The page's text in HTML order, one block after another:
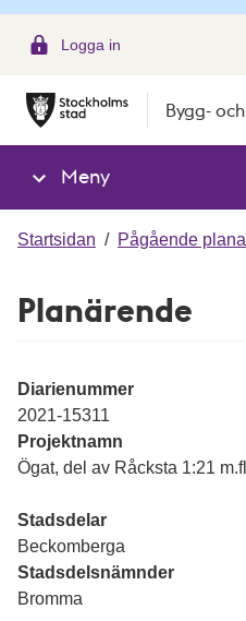
Logga in
Bygg-
Meny
Startsidan / Pågående
Planärende
Diarienummer
2021-15311
Projektnamn
Ögat, del av Råcksta 1:21
Stadsdelar
Beckomberga
Stadsdelsnämnder
Bromma